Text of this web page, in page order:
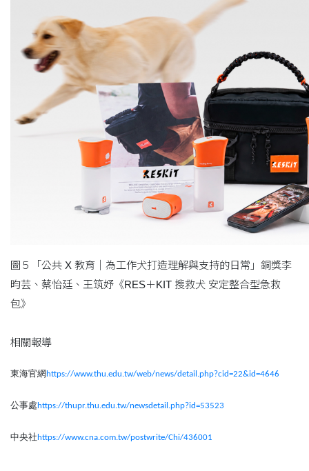
圖５「公共 X 教育｜為工作犬打造理解與支持的日常」銅獎李
昀芸、蔡怡廷、王筑妤《RES＋KIT 搜救犬 安定整合型急救
包》
相關報導
東海官網 https://www.thu.edu.tw/web/news/detail.php?cid=22&id=4646
公事處 https://thupr.thu.edu.tw/newsdetail.php?id=53523
中央社 https://www.cna.com.tw/postwrite/Chi/436001